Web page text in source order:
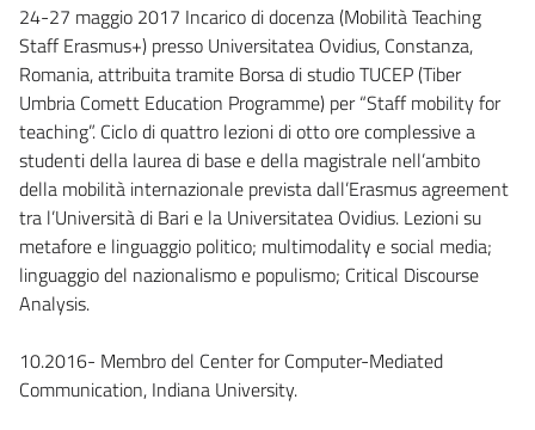
24-27 maggio 2017 Incarico di docenza (Mobilità Teaching
Staff Erasmus+) presso Universitatea Ovidius, Constanza,
Romania, attribuita tramite Borsa di studio TUCEP (Tiber
Umbria Comett Education Programme) per “Staff mobility for
teaching”. Ciclo di quattro lezioni di otto ore complessive a
studenti della laurea di base e della magistrale nell’ambito
della mobilità internazionale prevista dall’Erasmus agreement
tra l’Università di Bari e la Universitatea Ovidius. Lezioni su
metafore e linguaggio politico; multimodality e social media;
linguaggio del nazionalismo e populismo; Critical Discourse
Analysis.
10.2016- Membro del Center for Computer-Mediated
Communication, Indiana University.